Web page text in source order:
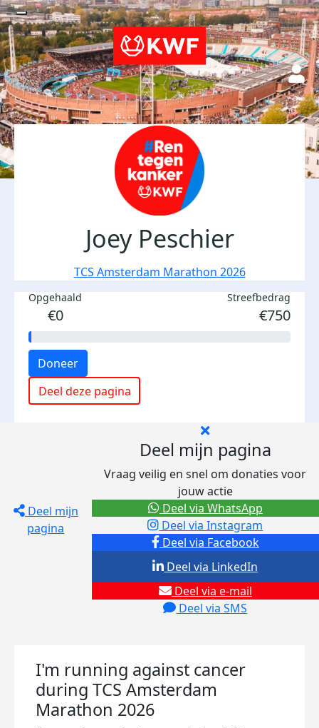
Joey Peschier
TCS Amsterdam Marathon 2026
Opgehaald
€0
Streefbedrag
€750
Doneer
Deel deze pagina
Deel mijn
pagina
Deel mijn pagina
Vraag veilig en snel om donaties voor
jouw actie
Deel via Facebook
Deel via Instagram
Deel via e-mail
Deel via SMS
Deel via LinkedIn
Deel via WhatsApp
I'm running against cancer
during TCS Amsterdam
Marathon 2026